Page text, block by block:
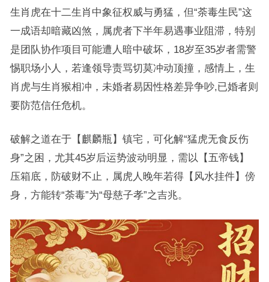
生肖虎在十二生肖中象征权威与勇猛，但“荼毒生民”这
一成语却暗藏凶煞，属虎者下半年易遇事业阻滞，特别
是团队协作项目可能遭人暗中破坏，18岁至35岁者需警
惕职场小人，若逢领导责骂切莫冲动顶撞，感情上，生
肖虎与生肖猴相冲，未婚者易因性格差异争吵,已婚者则
要防范信任危机。
破解之道在于【麒麟瓶】镇宅，可化解“猛虎无食反伤
身”之困，尤其45岁后运势波动明显，需以【五帝钱】
压箱底，防破财不止，属虎人晚年若得【风水挂件】傍
身，方能转“荼毒”为“母慈子孝”之吉兆。